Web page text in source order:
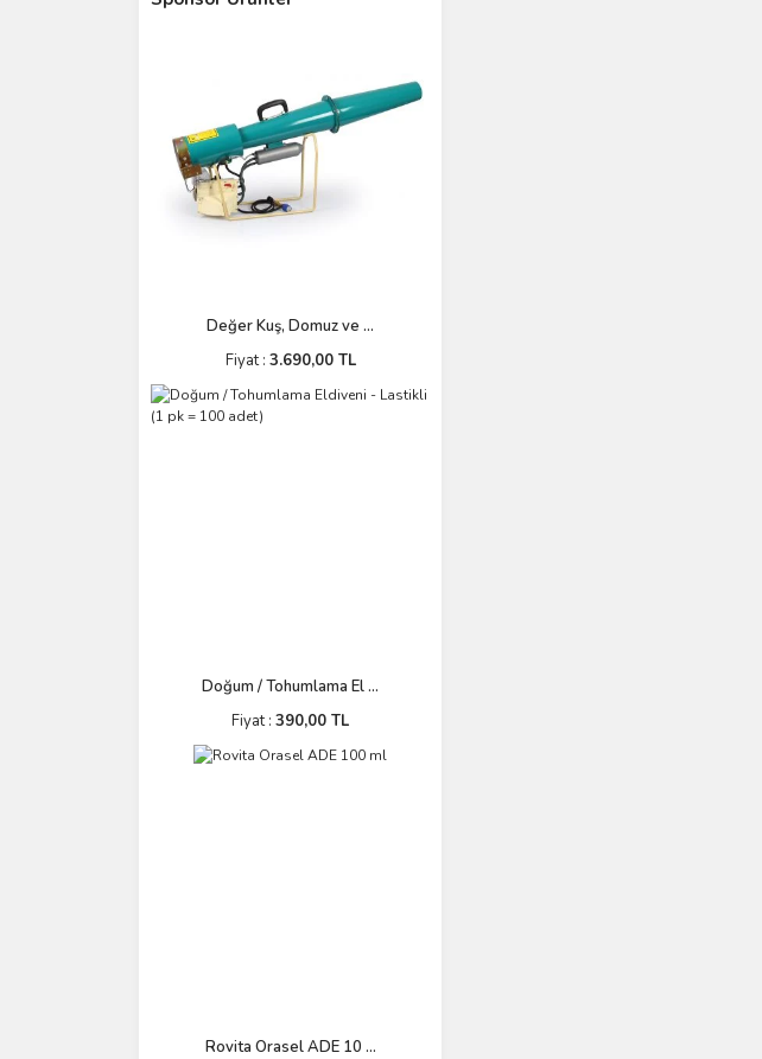
Değer Kuş, Domuz ve ...
Fiyat : 3.690,00 TL
Doğum / Tohumlama El ...
Fiyat : 390,00 TL
Rovita Orasel ADE 10 ...